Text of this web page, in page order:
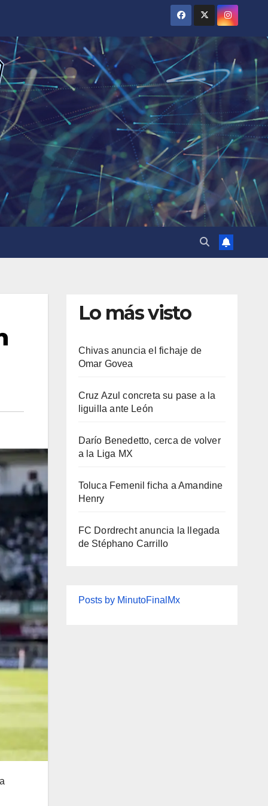
Lo más visto
Chivas anuncia el fichaje de
Omar Govea
Cruz Azul concreta su pase a la
liguilla ante León
Darío Benedetto, cerca de volver
a la Liga MX
Toluca Femenil ficha a Amandine
Henry
FC Dordrecht anuncia la llegada
de Stéphano Carrillo
Posts by MinutoFinalMx